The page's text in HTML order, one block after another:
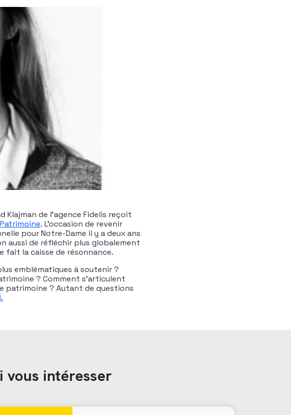
Klajman de l’agence Fidelis reçoit
. L’occasion de revenir
pour Notre-Dame il y a deux ans
aussi de réfléchir plus globalement
fait la caisse de résonnance.
emblématiques à soutenir ?
? Comment s’articulent
patrimoine ? Autant de questions
vous intéresser